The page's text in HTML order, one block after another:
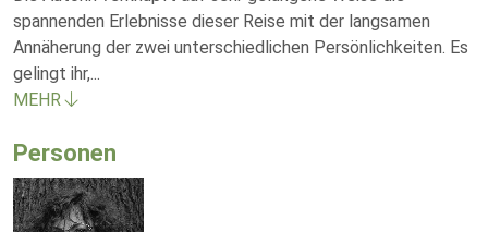
spannenden Erlebnisse dieser Reise mit der langsamen
Annäherung der zwei unterschiedlichen Persönlichkeiten. Es
gelingt ihr,...
MEHR
Personen